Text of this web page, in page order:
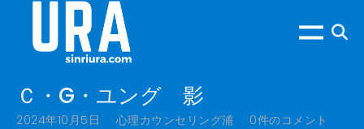
Ｃ・G・ユング 影
2024年10月5日 心理カウンセリング浦
0件のコメント